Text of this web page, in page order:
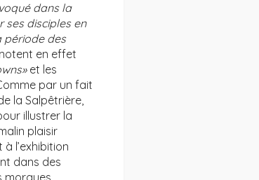
dans la
disciples en
période des
en effet
et les
par un fait
la Salpêtrière,
illustrer la
plaisir
l’exhibition
dans des